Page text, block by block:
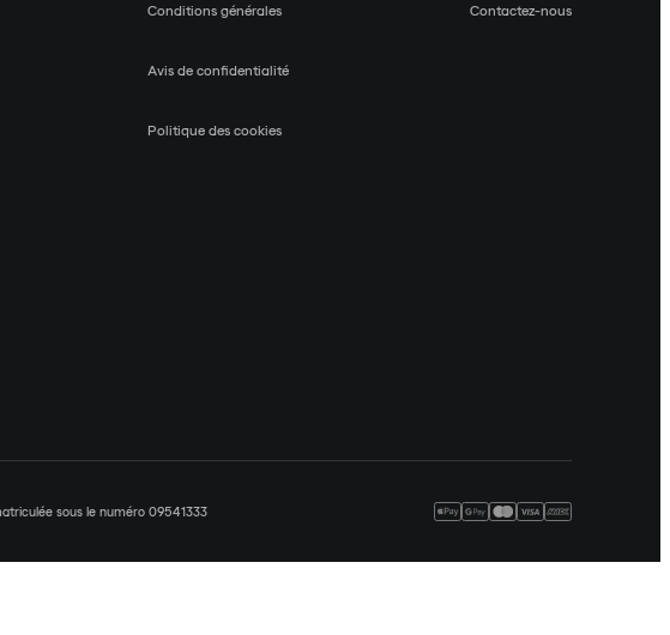
Conditions générales
Avis de confidentialité
Politique des cookies
Contactez-nous
sous le numéro 09541333